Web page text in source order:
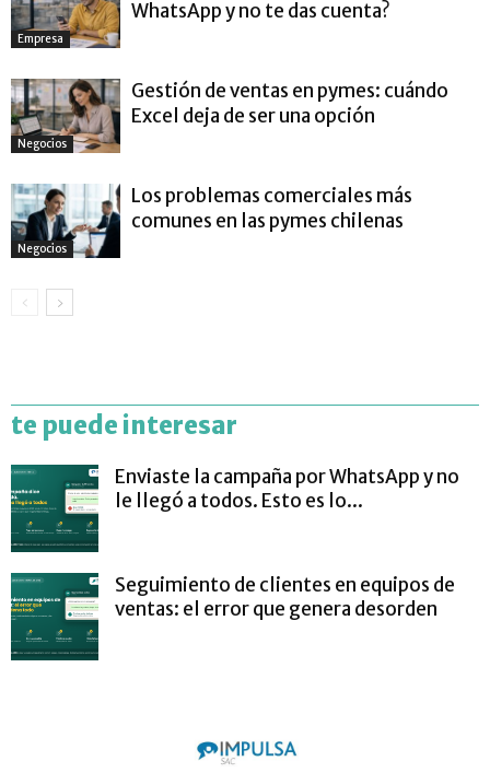
Empresa
WhatsApp y no te das cuenta?
Negocios
Gestión de ventas en pymes: cuándo
Excel deja de ser una opción
Negocios
Los problemas comerciales más
comunes en las pymes chilenas
te puede interesar
Enviaste la campaña por WhatsApp y no
le llegó a todos. Esto es lo...
Seguimiento de clientes en equipos de
ventas: el error que genera desorden